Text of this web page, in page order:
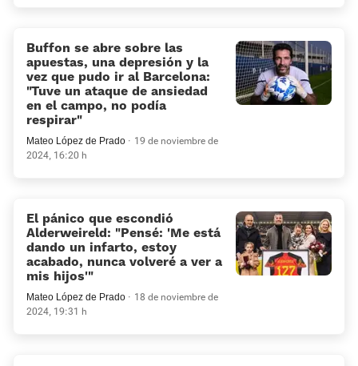
Buffon se abre sobre las
apuestas, una depresión y la
vez que pudo ir al Barcelona:
«Tuve un ataque de ansiedad
en el campo, no podía
respirar»
Mateo López de Prado
19 de noviembre de
2024, 16:20 h
El pánico que escondió
Alderweireld: «Pensé: 'Me está
dando un infarto, estoy
acabado, nunca volveré a ver a
mis hijos'»
Mateo López de Prado
18 de noviembre de
2024, 19:31 h